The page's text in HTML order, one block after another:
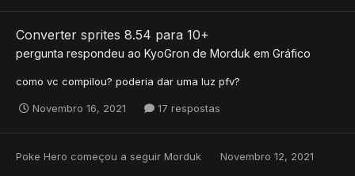
Converter sprites 8.54 para 10+
pergunta respondeu ao KyoGron de Morduk em Gráfico
como vc compilou? poderia dar uma luz pfv?
Novembro 16, 2021 17 respostas
Poke Hero começou a seguir Morduk Novembro 12, 2021